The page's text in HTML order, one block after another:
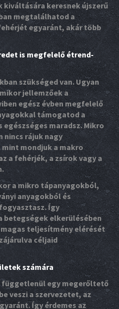
keresnek újszerű
megtalálhatod a
egyaránt, akár több
is megfelelő étrend-
szükséged van. Ugyan
jellemzőek a
egész évben megfelelő
támogatod a
maradsz. Mikro
nincs rájuk nagy
mondjuk a makro
a fehérjék, a zsírok vagy a
a mikro tápanyagokból,
anyagokból és
Így
betegségek elkerülésében
teljesítmény elérését
céljaid
számára
egy megerőltető
veszi a szervezetet, az
Így érdemes az